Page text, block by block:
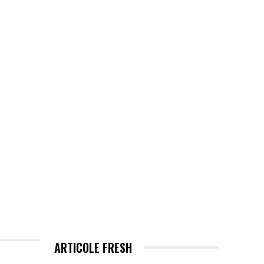
ARTICOLE FRESH